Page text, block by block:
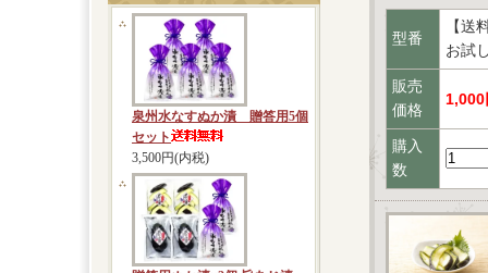
泉州水なすぬか漬 贈答用5個
セット
3,500円(内税)
型番
【送
お試
販売
価格
購入
数